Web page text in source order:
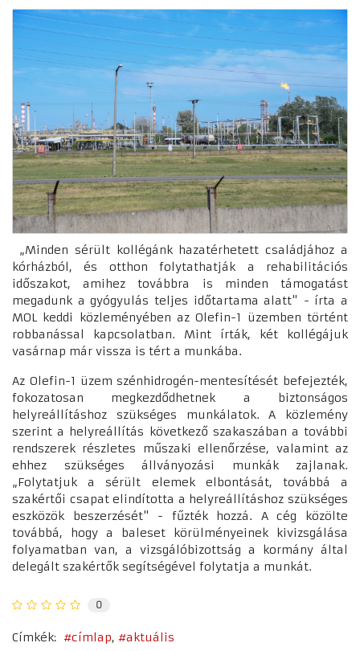
„Minden sérült kollégánk hazatérhetett családjához a
kórházból, és otthon folytathatják a rehabilitációs
időszakot, amihez továbbra is minden támogatást
megadunk a gyógyulás teljes időtartama alatt" - írta a
MOL keddi közleményében az Olefin-1 üzemben történt
robbanással kapcsolatban. Mint írták, két kollégájuk
vasárnap már vissza is tért a munkába.
Az Olefin-1 üzem szénhidrogén-mentesítését befejezték,
fokozatosan megkezdődhetnek a biztonságos
helyreállításhoz szükséges munkálatok. A közlemény
szerint a helyreállítás következő szakaszában a további
rendszerek részletes műszaki ellenőrzése, valamint az
ehhez szükséges állványozási munkák zajlanak.
„Folytatjuk a sérült elemek elbontását, továbbá a
szakértői csapat elindította a helyreállításhoz szükséges
eszközök beszerzését" - fűzték hozzá. A cég közölte
továbbá, hogy a baleset körülményeinek kivizsgálása
folyamatban van, a vizsgálóbizottság a kormány által
delegált szakértők segítségével folytatja a munkát.
0
Címkék: címlap aktuális